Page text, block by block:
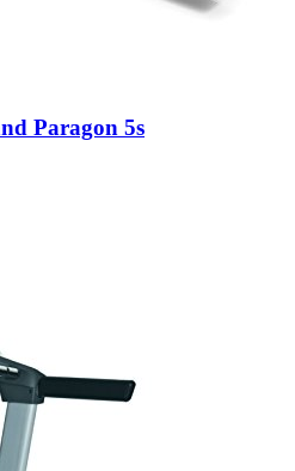
Paragon 5s